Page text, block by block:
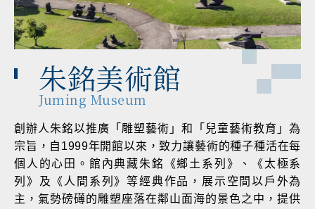
朱銘美術館
Juming Museum
創辦人朱銘以推廣「雕塑藝術」和「兒童藝術教育」為
宗旨，自1999年開館以來，致力讓藝術的種子種活在每
個人的心田。館內典藏朱銘《鄉土系列》、《太極系
列》及《人間系列》等經典作品，展示空間以戶外為
主，氣勢磅礡的雕塑座落在鄰山面海的景色之中，提供